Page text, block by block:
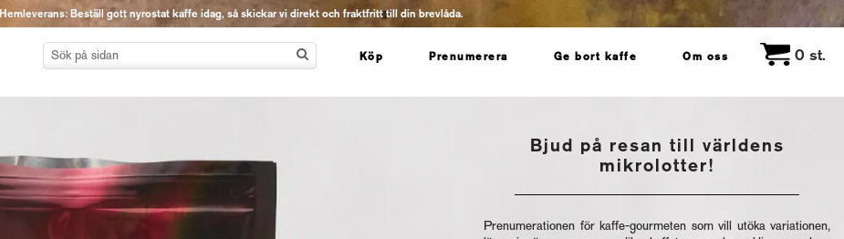
Hemleverans: Beställ gott nyrostat kaffe idag, så skickar vi direkt och fraktfritt till din brevlåda.
Köp Prenumerera Ge bort kaffe Om oss 0 st.
Bjud på resan till världens
mikrolotter!
Prenumerationen för kaffe-gourmeten som vill utöka variationen,